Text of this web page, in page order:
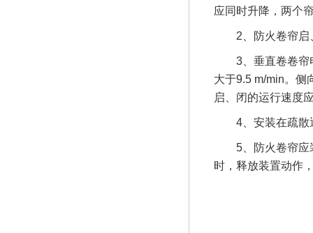
应同时升降，两个
2 、防火卷帘
3 、垂直卷卷
大于9.5 m/min。侧
启、闭的运行速度
4 、安装在疏
5 、防火卷帘
时，释放装置动作